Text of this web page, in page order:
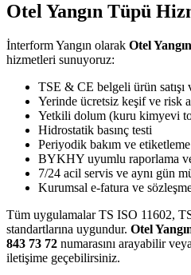
Otel Yangın Tüpü
İnterform Yangın olarak Otel
hizmetleri sunuyoruz:
TSE & CE belgeli ürün satışı
Yerinde ücretsiz keşif ve risk
Yetkili dolum (kuru kimyevi
Hidrostatik basınç testi
Periyodik bakım ve etiketleme
BYKHY uyumlu raporlama
7/24 acil servis ve aynı gün
Kurumsal e-fatura ve
Tüm uygulamalar TS ISO 11602,
standartlarına uygundur. Otel
843 73 72 numarasını arayabilir
iletişime geçebilirsiniz.